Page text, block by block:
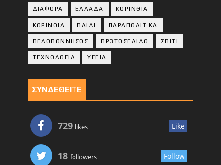
ΔΙΑΦΟΡΑ ΕΛΛΑΔΑ ΚΟΡΙΝΘΙΑ
ΚΟΡΙΝΘΙA ΠΑΙΔΙ ΠΑΡΑΠΟΛΙΤΙΚΑ
ΠΕΛΟΠΟΝΝΗΣΟΣ ΠΡΩΤΟΣΕΛΙΔΟ ΣΠΙΤΙ
ΤΕΧΝΟΛΟΓΙΑ ΥΓΕΙΑ
ΣΥΝΔΕΘΕΙΤΕ
729 likes Like
18 followers Follow